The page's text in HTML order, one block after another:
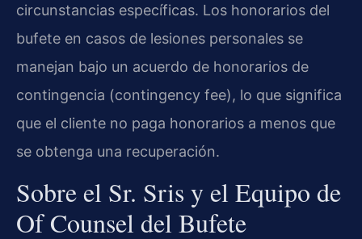
circunstancias específicas. Los honorarios del
bufete en casos de lesiones personales se
manejan bajo un acuerdo de honorarios de
contingencia (contingency fee), lo que significa
que el cliente no paga honorarios a menos que
se obtenga una recuperación.
Sobre el Sr. Sris y el Equipo de
Of Counsel del Bufete